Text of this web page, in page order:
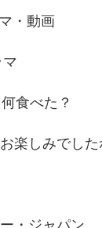
・動画
食べた？
楽しみでした
・ジャパン